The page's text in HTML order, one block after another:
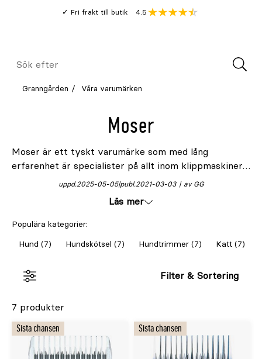
Fri frakt till butik
Genomsnitt
4.5
Meny
Sök
Granngården Våra varumärken
Moser
Moser är ett tyskt varumärke som med lång
erfarenhet är specialister på allt inom klippmaskiner
för olika djurslag med sina individuella behov. De är
både privat och professionellt bruk. Deras skär
passar till flera olika märken av klippmaskiner.
publ.2021-03-03
uppd.2025-05-05 av GG
Läs mer
Populära kategorier:
Hund (7)
Hundskötsel (7) Hundtrimmer (7) Katt (7)
Filter & Sortering
7 produkter
Sista chansen Sista chansen